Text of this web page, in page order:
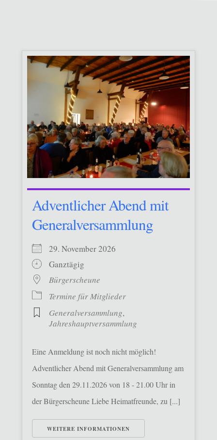
Adventlicher Abend mit
Generalversammlung
29. November 2026
Ganztägig
Bürgerscheune
Termine für Mitglieder
Generalversammlung,
Jahreshauptversammlung
Eine Anmeldung ist noch nicht möglich!
Adventlicher Abend mit Generalversammlung am
Sonntag den 29.11.2026 von 18 - 21.00 Uhr in
der Bürgerscheune Liebe Heimatfreunde, zu [...]
WEITERE INFORMATIONEN